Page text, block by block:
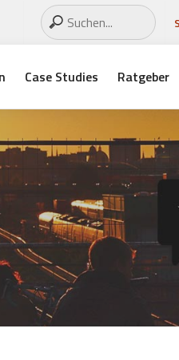
Case Studies Ratgeber